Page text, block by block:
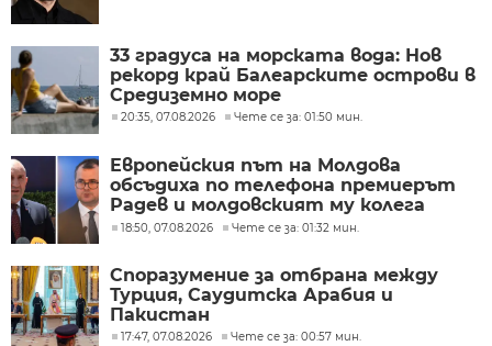
33 градуса на морската вода: Нов
рекорд край Балеарските острови в
Средиземно море
20:35, 07.08.2026 Чете се за: 01:50 мин.
Европейския път на Молдова
обсъдиха по телефона премиерът
Радев и молдовският му колега
Тофан
18:50, 07.08.2026 Чете се за: 01:32 мин.
Споразумение за отбрана между
Турция, Саудитска Арабия и
Пакистан
17:47, 07.08.2026 Чете се за: 00:57 мин.